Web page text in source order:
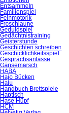
Entsammeln
Familienspiel
Feinmotorik
Froschlaune
Geduldspiel
Gedächtnistraining
Geisterstunde
Geschichten schreiben
Geschicklichkeitsspiel
Gesprächsanlässe
Gänsemarsch
HABA
Hajo Bücken
Halu
Handbuch Brettspiele
Haptisch
Hase Hüpf
HCM